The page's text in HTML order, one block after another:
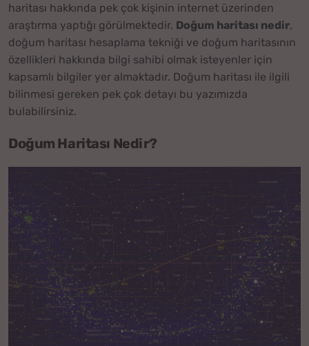
haritası hakkında pek çok kişinin internet üzerinden
araştırma yaptığı görülmektedir. Doğum haritası nedir,
doğum haritası hesaplama tekniği ve doğum haritasının
özellikleri hakkında bilgi sahibi olmak isteyenler için
kapsamlı bilgiler yer almaktadır. Doğum haritası ile ilgili
bilinmesi gereken pek çok detayı bu yazımızda
bulabilirsiniz.
Doğum Haritası Nedir?